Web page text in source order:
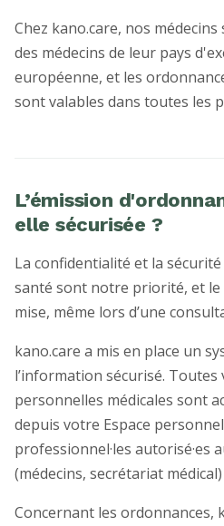
Chez kano.care, nos
des médecins de leur pays
européenne, et les
sont valables dans toutes les
L’émission
elle sécurisée ?
La confidentialité et la
santé sont notre priorité, et le
mise, même lors d’une
kano.care a mis en place un
l’information sécurisé.
personnelles médicales sont
depuis votre Espace
professionnel·les autorisé·es
(médecins, secrétariat
Concernant les ordonnances,